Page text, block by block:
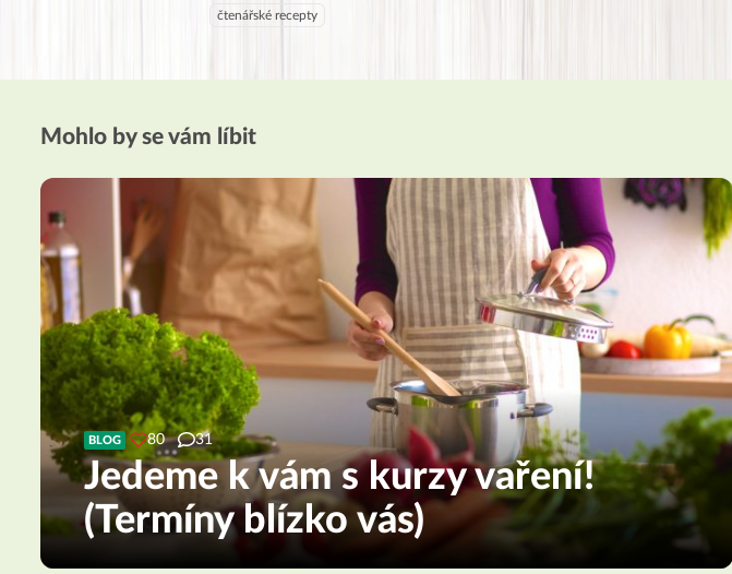
čtenářské recepty
Mohlo by se vám líbit
BLOG 80 31
Jedeme k vám s kurzy vaření!
(Termíny blízko vás)